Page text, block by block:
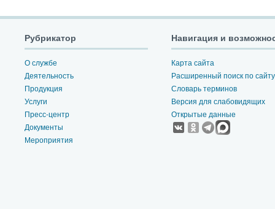
Рубрикатор
О службе
Деятельность
Продукция
Услуги
Пресс-центр
Документы
Мероприятия
Навигация и
Карта сайта
Расширенный поиск по сайту
Словарь терминов
Версия для слабовидящих
Открытые данные